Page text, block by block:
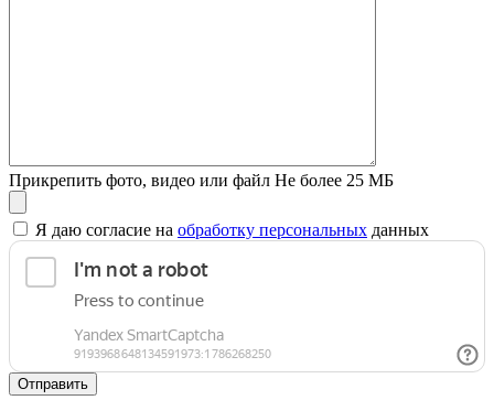
Прикрепить фото, видео или файл Не более 25 МБ
Я даю согласие на обработку персональных данных
Отправить